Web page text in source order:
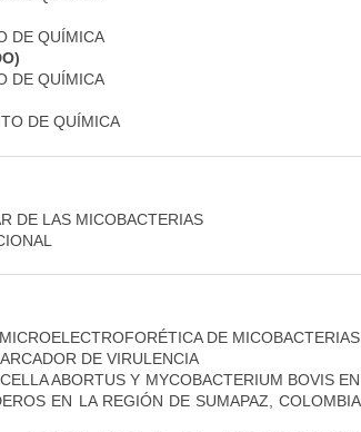
DE QUÍMICA
DE QUÍMICA
DE QUÍMICA
DE LAS MICOBACTERIAS
DE MICOBACTERIAS
DE VIRULENCIA
ABORTUS Y MYCOBACTERIUM BOVIS EN
EN LA REGIÓN DE SUMAPAZ, COLOMBIA